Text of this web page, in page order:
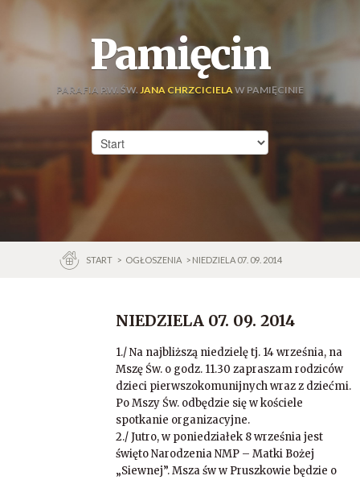
Pamięcin
PARAFIA P.W. ŚW. JANA CHRZCICIELAW PAMIĘCINIE
START > OGŁOSZENIA > NIEDZIELA 07. 09. 2014
NIEDZIELA 07. 09. 2014
1./ Na najbliższą niedzielę tj. 14 września, na
Mszę Św. o godz. 11.30 zapraszam rodziców
dzieci pierwszokomunijnych wraz z dziećmi.
Po Mszy Św. odbędzie się w kościele
spotkanie organizacyjne.
2./ Jutro, w poniedziałek 8 września jest
święto Narodzenia NMP – Matki Bożej
„Siewnej”. Msza św w Pruszkowie będzie o